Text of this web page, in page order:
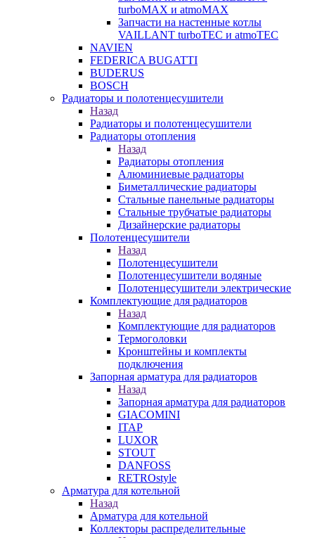
turboMAX и atmoMAX
Запчасти на настенные котлы
VAILLANT turboTEC и atmoTEC
NAVIEN
FEDERICA BUGATTI
BUDERUS
BOSCH
Радиаторы и полотенцесушители
Назад
Радиаторы и полотенцесушители
Радиаторы отопления
Назад
Радиаторы отопления
Алюминиевые радиаторы
Биметаллические радиаторы
Стальные панельные радиаторы
Стальные трубчатые радиаторы
Дизайнерские радиаторы
Полотенцесушители
Назад
Полотенцесушители
Полотенцесушители водяные
Полотенцесушители электрические
Комплектующие для радиаторов
Назад
Комплектующие для радиаторов
Термоголовки
Кронштейны и комплекты
подключения
Запорная арматура для радиаторов
Назад
Запорная арматура для радиаторов
GIACOMINI
ITAP
LUXOR
STOUT
DANFOSS
RETROstyle
Арматура для котельной
Назад
Арматура для котельной
Коллекторы распределительные